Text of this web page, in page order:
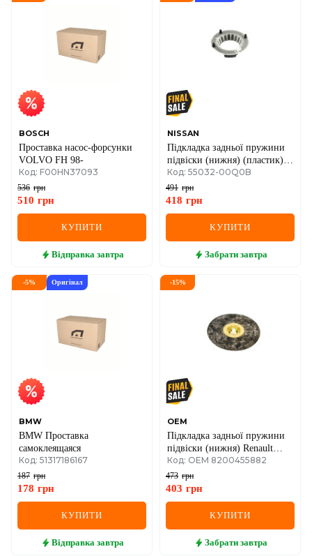
BOSCH
Проставка насос-форсунки
VOLVO FH 98-
Код: F00HN37093
536 грн
510 грн
КУПИТИ
Відправка завтра
NISSAN
Підкладка задньої пружини
підвіски (нижня) (пластик)
D=10.5mm Renault Logan I +
II / Renault Sandero I + II
Код: 55032-00Q0B
491 грн
418 грн
КУПИТИ
Забрати завтра
-5% Оригінал
BMW
BMW Проставка
самоклеящаяся
Код: 51317186167
187 грн
178 грн
КУПИТИ
Відправка завтра
-15%
OEM
Підкладка задньої пружини
підвіски (нижня) Renault
Kangoo II 08-> + Mercedes-
Benz Citan 12-> / Renault
Dokker 12->
Код: OEM 8200455882
473 грн
403 грн
КУПИТИ
Забрати завтра